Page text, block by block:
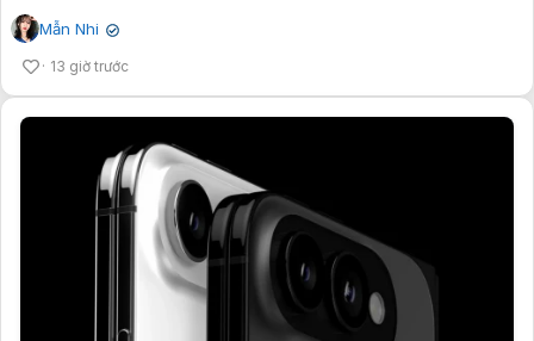
Mẫn Nhi ✔
13 giờ trước